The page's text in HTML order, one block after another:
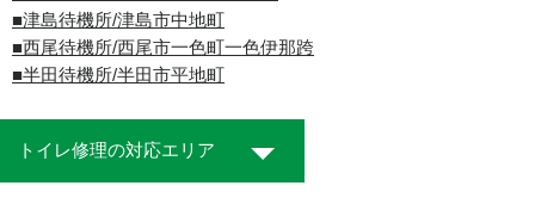
■津島待機所/津島市中地町
■西尾待機所/西尾市一色町一色伊那跨
■半田待機所/半田市平地町
トイレ修理の対応エリア